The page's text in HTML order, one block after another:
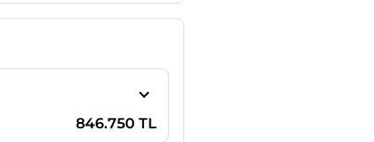
846.750 TL